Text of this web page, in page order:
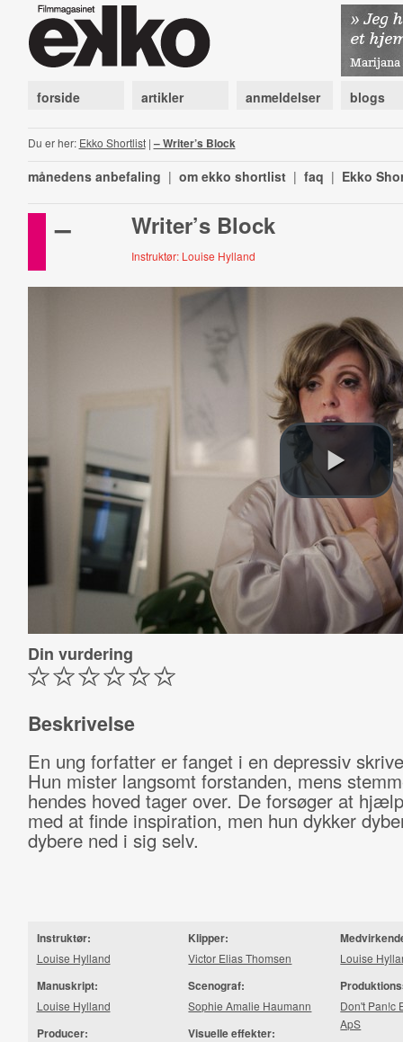
forside artikler anmeldelser blogs
Du er her: Ekko Shortlist| – Writer’s Block
månedens anbefaling | om ekko shortlist | faq | Ekko
– Writer’s Block
Instruktør: Louise Hylland
Din vurdering
Beskrivelse
En ung forfatter er fanget i en depressiv
Hun mister langsomt forstanden, mens
hendes hoved tager over. De forsøger at
med at finde inspiration, men hun dykker
dybere ned i sig selv.
Instruktør:
Louise Hylland
Manuskript:
Louise Hylland
Producer:
Klipper:
Victor Elias Thomsen
Scenograf:
Sophie Amalie Haumann
Visuelle effekter:
Louise
Don't Pan!c
ApS